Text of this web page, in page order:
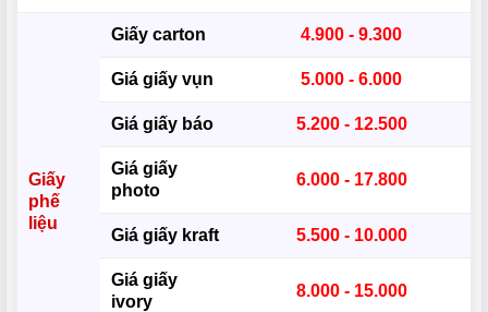
Giấy
phế
liệu
Giấy carton 4.900 - 9.300
Giá giấy vụn 5.000 - 6.000
Giá giấy báo 5.200 - 12.500
Giá giấy
photo
6.000 - 17.800
Giá giấy kraft 5.500 - 10.000
Giá giấy
ivory
8.000 - 15.000